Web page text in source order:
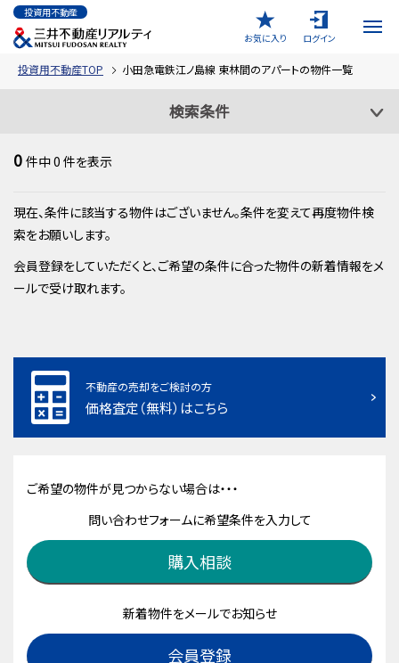
投資用不動産
お気に入り
ログイン
投資用不動産TOP 小田急電鉄江ノ島線 東林間のアパートの物件一覧
検索条件
0 件中0 件を表示
現在、条件に該当する物件はございません。条件を変えて再度物件検
索をお願いします。
会員登録をしていただくと、ご希望の条件に合った物件の新着情報をメ
ールで受け取れます。
不動産の売却をご検討の方
価格査定（無料）はこちら
ご希望の物件が見つからない場合は・・・
問い合わせフォームに希望条件を入力して
購入相談
新着物件をメールでお知らせ
会員登録